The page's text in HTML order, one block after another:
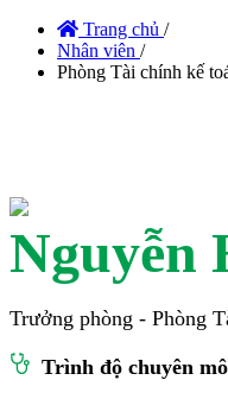
Trang chủ /
Nhân viên /
Phòng Tài chính kế
Nguyễn
Trưởng phòng - Phòng
Trình độ chuyên